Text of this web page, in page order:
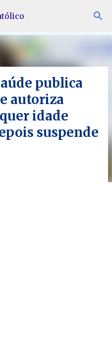
principal
publica
autoriza
idade
suspende